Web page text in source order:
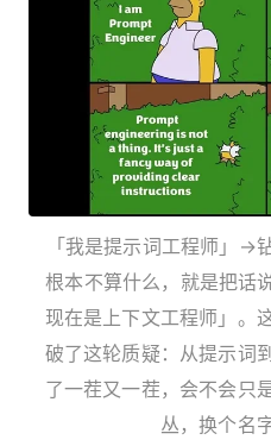
「我是提示词工程师」→
根本不算什么，就是把话
现在是上下文工程师」。
破了这轮质疑：从提示词
了一茬又一茬，会不会只
丛，换个名